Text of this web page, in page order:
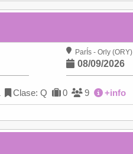
ParÍs - Orly (ORY)
08/09/2026
Clase: Q 0 9 +info